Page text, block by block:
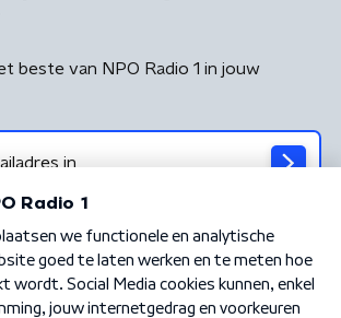
beste van NPO Radio 1 in jouw